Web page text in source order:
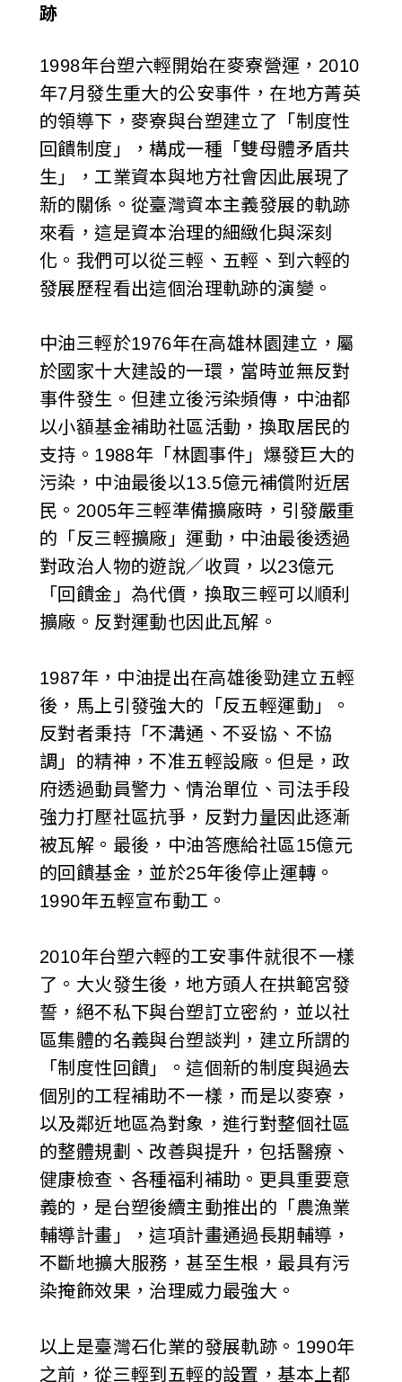
跡
1998年台塑六輕開始在麥寮營運，2010
年7月發生重大的公安事件，在地方菁英
的領導下，麥寮與台塑建立了「制度性
回饋制度」，構成一種「雙母體矛盾共
生」，工業資本與地方社會因此展現了
新的關係。從臺灣資本主義發展的軌跡
來看，這是資本治理的細緻化與深刻
化。我們可以從三輕、五輕、到六輕的
發展歷程看出這個治理軌跡的演變。
中油三輕於1976年在高雄林園建立，屬
於國家十大建設的一環，當時並無反對
事件發生。但建立後污染頻傳，中油都
以小額基金補助社區活動，換取居民的
支持。1988年「林園事件」爆發巨大的
污染，中油最後以13.5億元補償附近居
民。2005年三輕準備擴廠時，引發嚴重
的「反三輕擴廠」運動，中油最後透過
對政治人物的遊說／收買，以23億元
「回饋金」為代價，換取三輕可以順利
擴廠。反對運動也因此瓦解。
1987年，中油提出在高雄後勁建立五輕
後，馬上引發強大的「反五輕運動」。
反對者秉持「不溝通、不妥協、不協
調」的精神，不准五輕設廠。但是，政
府透過動員警力、情治單位、司法手段
強力打壓社區抗爭，反對力量因此逐漸
被瓦解。最後，中油答應給社區15億元
的回饋基金，並於25年後停止運轉。
1990年五輕宣布動工。
2010年台塑六輕的工安事件就很不一樣
了。大火發生後，地方頭人在拱範宮發
誓，絕不私下與台塑訂立密約，並以社
區集體的名義與台塑談判，建立所謂的
「制度性回饋」。這個新的制度與過去
個別的工程補助不一樣，而是以麥寮，
以及鄰近地區為對象，進行對整個社區
的整體規劃、改善與提升，包括醫療、
健康檢查、各種福利補助。更具重要意
義的，是台塑後續主動推出的「農漁業
輔導計畫」，這項計畫通過長期輔導，
不斷地擴大服務，甚至生根，最具有污
染掩飾效果，治理威力最強大。
以上是臺灣石化業的發展軌跡。1990年
之前，從三輕到五輕的設置，基本上都